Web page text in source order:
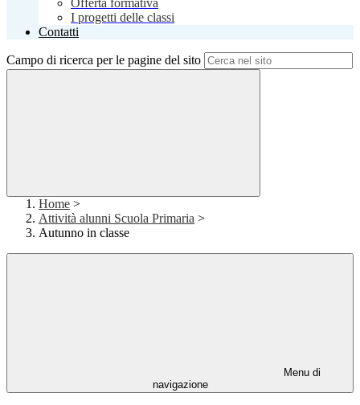
Offerta formativa
I progetti delle classi
Contatti
Campo di ricerca per le pagine del sito
Home >
Attività alunni Scuola Primaria >
Autunno in classe
Menu di
navigazione